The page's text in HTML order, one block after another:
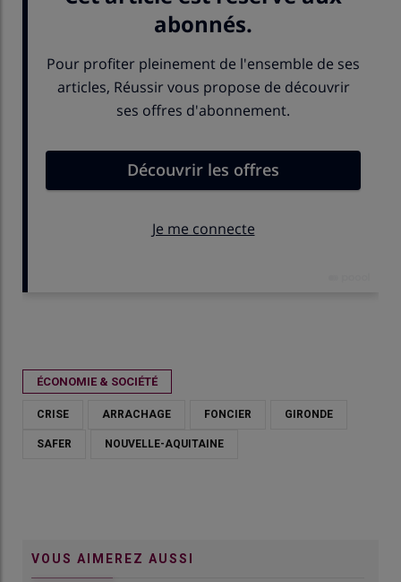
ÉCONOMIE & SOCIÉTÉ
CRISE ARRACHAGE FONCIER GIRONDE
SAFER NOUVELLE-AQUITAINE
VOUS AIMEREZ AUSSI